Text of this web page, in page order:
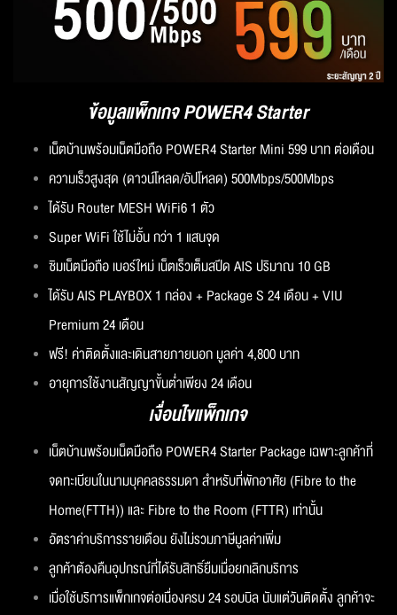
ข้อมูลแพ็กเกจ POWER4 Starter
เน็ตบ้านพร้อมเน็ตมือถือ POWER4 Starter Mini 599 บาท ต่อเดือน
ความเร็วสูงสุด (ดาวน์โหลด/อัปโหลด) 500Mbps/500Mbps
ได้รับ Router MESH WiFi6 1 ตัว
Super WiFi ใช้ไม่อั้น กว่า 1 แสนจุด
ซิมเน็ตมือถือ เบอร์ใหม่ เน็ตเร็วเต็มสปีด AIS ปริมาณ 10 GB
ได้รับ AIS PLAYBOX 1 กล่อง + Package S 24 เดือน + VIU
Premium 24 เดือน
ฟรี! ค่าติดตั้งและเดินสายภายนอก มูลค่า 4,800 บาท
อายุการใช้งานสัญญาขั้นต่ำเพียง 24 เดือน
เงื่อนไขแพ็กเกจ
เน็ตบ้านพร้อมเน็ตมือถือ POWER4 Starter Package เฉพาะลูกค้าที่
จดทะเบียนในนามบุคคลธรรมดา สำหรับที่พักอาศัย (Fibre to the
Home(FTTH)) และ Fibre to the Room (FTTR) เท่านั้น
อัตราค่าบริการรายเดือน ยังไม่รวมภาษีมูลค่าเพิ่ม
ลูกค้าต้องคืนอุปกรณ์ที่ได้รับสิทธิ์ยืมเมื่อยกเลิกบริการ
เมื่อใช้บริการแพ็กเกจต่อเนื่องครบ 24 รอบบิล นับแต่วันติดตั้ง ลูกค้าจะ